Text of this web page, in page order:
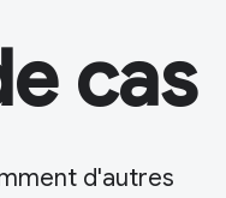
cas
d'autres